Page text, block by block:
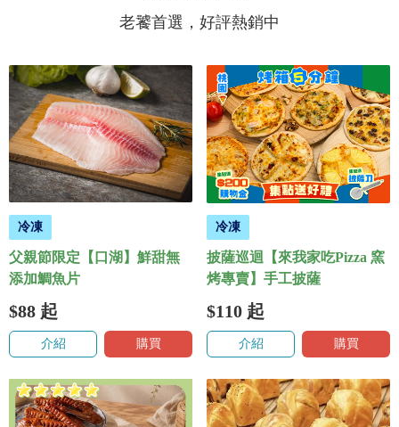
老饕首選，好評熱銷中
冷凍
父親節限定【口湖】鮮甜無
添加鯛魚片
$88 起
介紹 購買
冷凍
披薩巡迴【來我家吃Pizza 窯
烤專賣】手工披薩
$110 起
介紹 購買